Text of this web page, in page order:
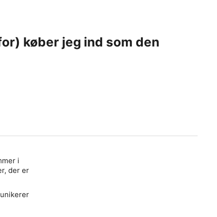
køber jeg ind som den
i
der er